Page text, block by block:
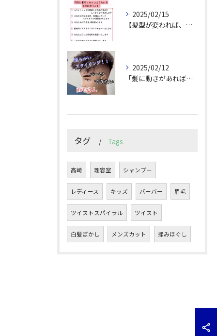
2025/02/15
【髪型が変われば、人生が変わる。
2025/02/12
「髪に動きがあれば印象は変わる！」
タグ Tags
高崎 理容室 シャンプー
レディース キッズ バーバー 眉毛
ツイストスパイラル ツイスト
白髪ぼかし メンズカット 揉みほぐし